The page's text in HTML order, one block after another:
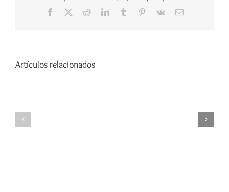
Facebook RedditLinkedInTumblr Pinterest
Vk
Correo
Artículos relacionados